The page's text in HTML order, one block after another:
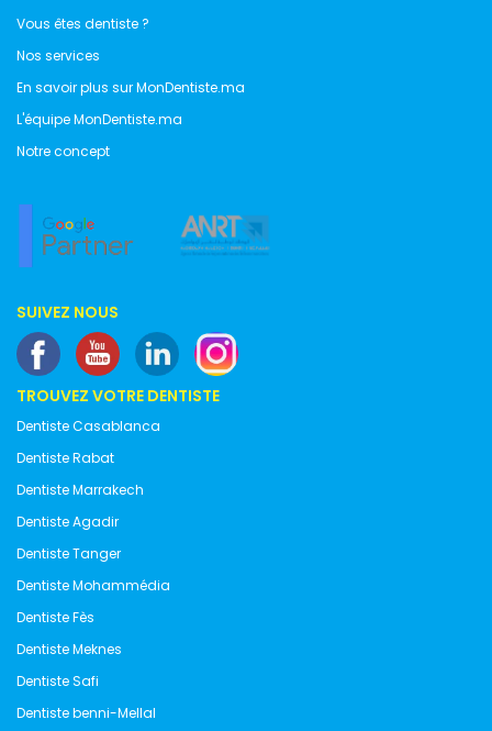
Vous êtes dentiste ?
Nos services
En savoir plus sur MonDentiste.ma
L'équipe MonDentiste.ma
Notre concept
SUIVEZ NOUS
TROUVEZ VOTRE DENTISTE
Dentiste Casablanca
Dentiste Rabat
Dentiste Marrakech
Dentiste Agadir
Dentiste Tanger
Dentiste Mohammédia
Dentiste Fès
Dentiste Meknes
Dentiste Safi
Dentiste benni-Mellal